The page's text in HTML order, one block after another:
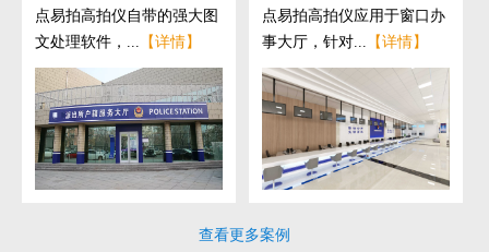
点易拍高拍仪自带的强大图
文处理软件，... 【详情】
点易拍高拍仪应用于窗口办
事大厅，针对... 【详情】
查看更多案例